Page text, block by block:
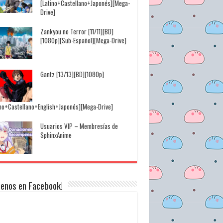
[Latino+Castellano+Japonés][Mega-
Drive]
Zankyou no Terror [11/11][BD]
[1080p][Sub-Español][Mega-Drive]
Gantz [13/13][BD][1080p]
Drive]
Usuarios VIP – Membresías de
SphinxAnime
en Facebook!